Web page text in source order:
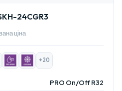
24CGR3
ціна
+20
PRO On/Off R32